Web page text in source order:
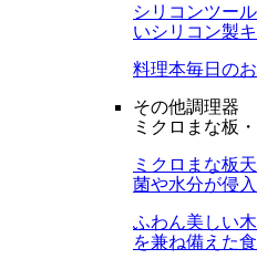
シリコンツール
いシリコン製
料理本毎日の
その他調理器
ミクロまな板
ミクロまな板
菌や水分が侵
ふわん美しい
を兼ね備えた